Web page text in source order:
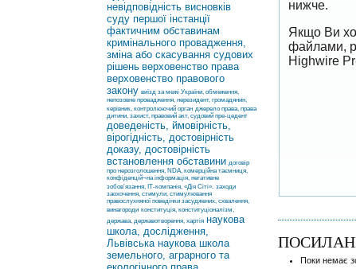
невідповідність висновків
суду першої інстанції
фактичним обставинам
кримінального провадження,
зміна або скасування судових
рішень верховенство права
верховенство правового
закону виїзд за межі України, обмеження,
непозовне провадження, нерезидент, громадянин,
керівник, контролюючий орган джерело права, права
дитини, захист, правовий акт, судовий пре-цедент
доведеність, ймовірність,
вірогідність, достовірність
доказу, достовірність
встановлення обставини договір
про нерозголошення, NDA, комерційна таємниця,
конфіденцій¬на інформація, негативне
зобов’язання, ІТ-компанія, «Дія Сіті». заходи
заохочення, стимули, стимулювання
правослухняної поведінки засуджених, схвалення,
винагороди конституція, конституціоналізм,
держава, державотворення, хартія наукова
школа, дослідження,
Львівська наукова школа
земельного, аграрного та
нижче.
Якщо Ви
файлами,
Highwire
Поки немає